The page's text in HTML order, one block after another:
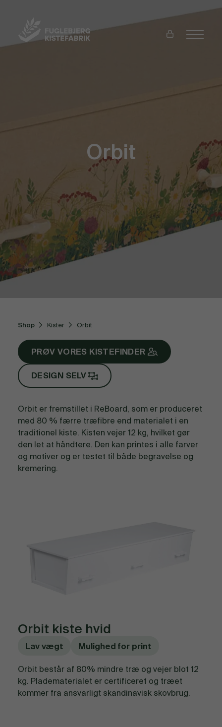
Orbit
Shop Kister Orbit
PRØV VORES KISTEFINDER
DESIGN SELV
Orbit er fremstillet i ReBoard, som er produceret
med 80 % færre træfibre end materialet i en
traditionel kiste. Kisten vejer 12 kg, hvilket gør
den let at håndtere. Den kan printes i alle farver
og motiver og er testet til både begravelse og
kremering.
Orbit kiste hvid
Lav vægt Mulighed for print
Orbit består af 80% mindre træ og vejer blot 12
kg. Pladematerialet er certificeret og træet
kommer fra ansvarligt skandinavisk skovbrug.